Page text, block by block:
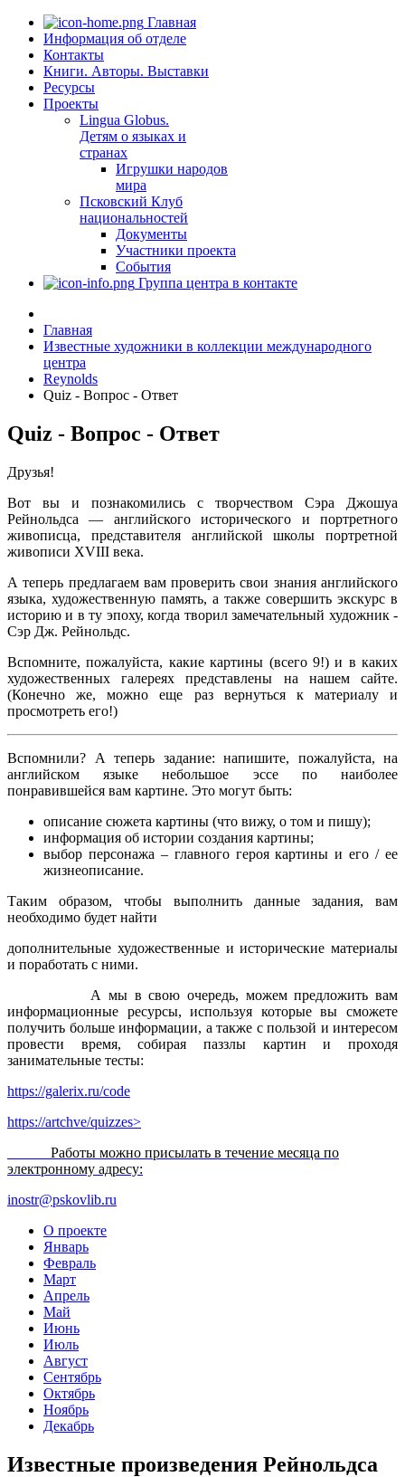
Главная
Информация об отделе
Контакты
Книги. Авторы. Выставки
Ресурсы
Проекты
Lingua Globus.
Детям о языках и
странах
Игрушки народов
мира
Псковский Клуб
национальностей
Документы
Участники проекта
События
Группа центра в контакте
Главная
Известные художники в коллекции международного
центра
Reynolds
Quiz - Вопрос - Ответ
Quiz - Вопрос - Ответ
Друзья!
Вот вы и познакомились с творчеством Сэра Джошуа
Рейнольдса — английского исторического и портретного
живописца, представителя английской школы портретной
живописи XVIII века.
А теперь предлагаем вам проверить свои знания английского
языка, художественную память, а также совершить экскурс в
историю и в ту эпоху, когда творил замечательный художник -
Сэр Дж. Рейнольдс.
Вспомните, пожалуйста, какие картины (всего 9!) и в каких
художественных галереях представлены на нашем сайте.
(Конечно же, можно еще раз вернуться к материалу и
просмотреть его!)
Вспомнили? А теперь задание: напишите, пожалуйста, на
английском языке небольшое эссе по наиболее
понравившейся вам картине. Это могут быть:
описание сюжета картины (что вижу, о том и пишу);
информация об истории создания картины;
выбор персонажа – главного героя картины и его / ее
жизнеописание.
Таким образом, чтобы выполнить данные задания, вам
необходимо будет найти
дополнительные художественные и исторические материалы
и поработать с ними.
А мы в свою очередь, можем предложить вам
информационные ресурсы, используя которые вы сможете
получить больше информации, а также с пользой и интересом
провести время, собирая паззлы картин и проходя
занимательные тесты:
https://galerix.ru/code
https://artchve/quizzes>
Работы можно присылать в течение месяца по
электронному адресу:
inostr@pskovlib.ru
О проекте
Январь
Февраль
Март
Апрель
Май
Июнь
Июль
Август
Сентябрь
Октябрь
Ноябрь
Декабрь
Известные произведения Рейнольдса